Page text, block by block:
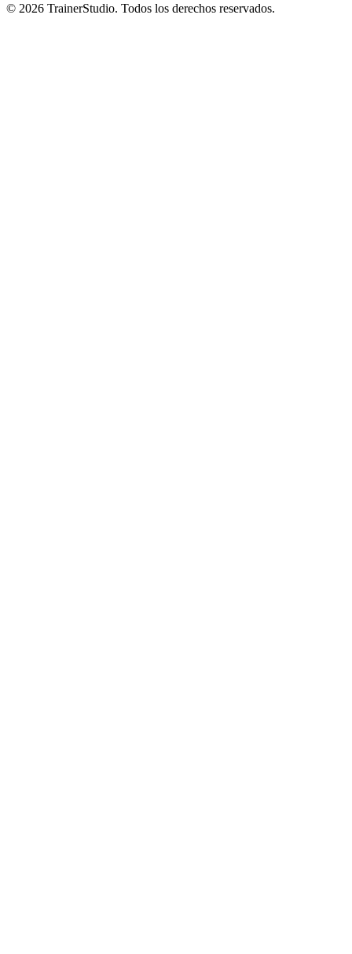
© 2026 TrainerStudio. Todos los derechos reservados.